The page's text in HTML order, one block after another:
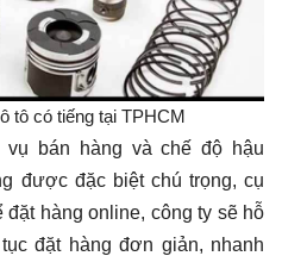
tô có tiếng tại TPHCM
vụ bán hàng và chế độ hậu
được đặc biệt chú trọng, cụ
hàng online, công ty sẽ hỗ
đặt hàng đơn giản, nhanh